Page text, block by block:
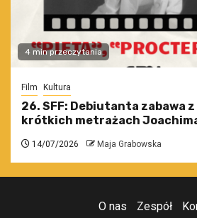
4 min przeczytania
Film Kultura
26. SFF: Debiutanta zabawa z
krótkich metrażach
14/07/2026 Maja Grabowska
O nas Zespół